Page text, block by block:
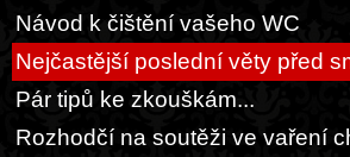
Návod k čištění vašeho WC
Nejčastější poslední věty před
Pár tipů ke zkouškám...
Rozhodčí na soutěži ve vaření